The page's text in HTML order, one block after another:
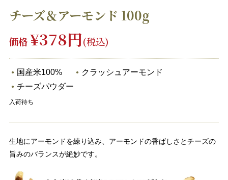
チーズ＆アーモンド 100g
価格¥378円(税込)
国産米100%
クラッシュアーモンド
チーズパウダー
入荷待ち
生地にアーモンドを練り込み、アーモンドの香ばしさとチーズの
旨みのバランスが絶妙です。